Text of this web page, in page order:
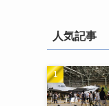
人気記事